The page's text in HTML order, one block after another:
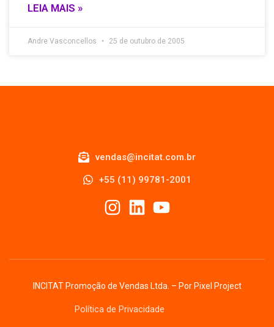
LEIA MAIS »
Andre Vasconcellos 25 de outubro de 2005
vendas@incitat.com.br
+55 (11) 99781-2001
INCITAT Promoção de Vendas Ltda. – PorPixel Project
Política de Privacidade